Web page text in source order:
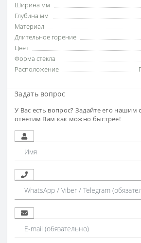
Ширина мм
Глубина мм
Материал
Длительное горение
Цвет
Форма стекла
Расположение
Задать вопрос
У Вас есть вопрос? Задайте его нашим
ответим Вам как можно быстрее!